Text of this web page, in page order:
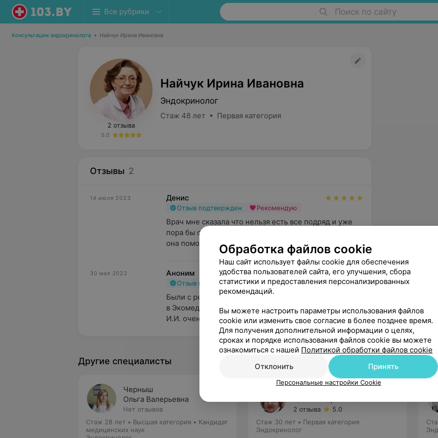
Все рубрики Поиск по сайту
Консультации эндокринолога • Найчук Ирина Ивановна
2 отзыва
5.0
Найчук Ирина Ивановна
Эндокринолог
Стаж 48 лет • Первая категория
Отзывы 2
14 июля 2023 Денис
Отзыв подтвержден Рекомендую
Врач мне сказала что нельзя есть все подряд и уже
пора бы остановиться :) Расписала схему лечения и
она помогла. А до эт...
30 мая 2022 Аноним
Отзыв подтвержден
Были с ребёнком (15 лет) на приёме  у эндокринолога
в Экомедсервисе. Почитала отзывы про врача Найчук
И.И. очень расстро...
Другие специалисты
Черныш
Ольга Валерьевна
Нет отзывов
Стаж 28 лет • Высшая категория • Кандидат
медицинских наук
2 отзыва
5.0
Стаж 30 лет • Первая категория
Эндокринолог
Обработка файлов cookie
Наш сайт использует файлы cookie для обеспечения
удобства пользователей сайта, его улучшения, сбора
статистики и предоставления персонализированных
рекомендаций.
Вы можете настроить параметры использования файлов
cookie или изменить свое согласие в более позднее время.
Для получения дополнительной информации о целях,
сроках и порядке использования файлов cookie вы можете
ознакомиться с нашей Политикой обработки файлов cookie
Отклонить
Принять
Персональные настройки Cookie